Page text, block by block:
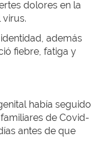
dolores en la
además
fiebre, fatiga y
había seguido
de Covid-
antes de que